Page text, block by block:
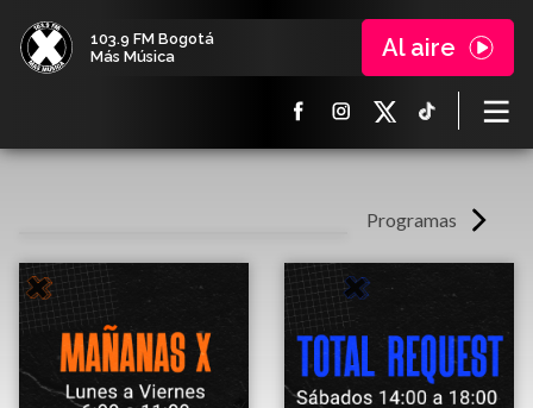
103.9 FM Bogotá
Más Música
Al aire
Programas